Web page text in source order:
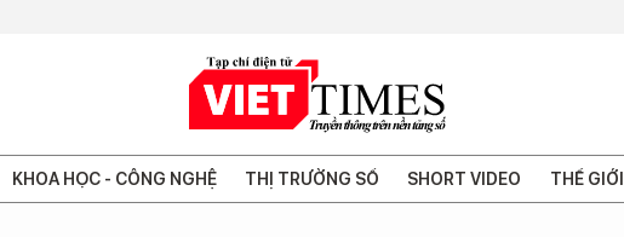
KHOA HỌC - CÔNG NGHỆ THỊ TRƯỜNG SỐ SHORT VIDEO THẾ GIỚI